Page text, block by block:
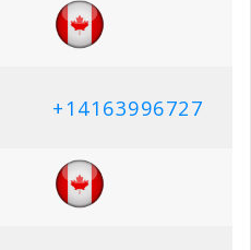
+14163996727